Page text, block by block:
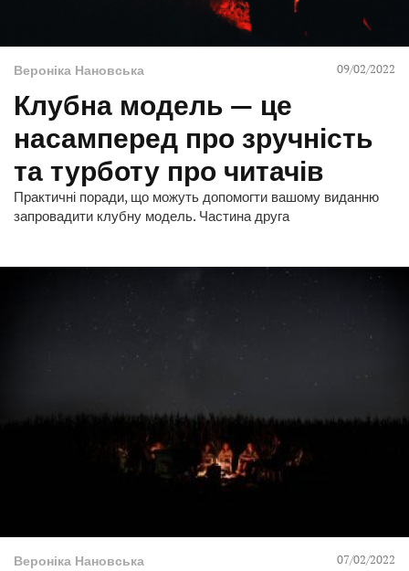
Вероніка Нановська 09/02/2022
Клубна модель — це
насамперед про зручність
та турботу про читачів
Практичні поради, що можуть допомогти вашому виданню
запровадити клубну модель. Частина друга
Вероніка Нановська 07/02/2022